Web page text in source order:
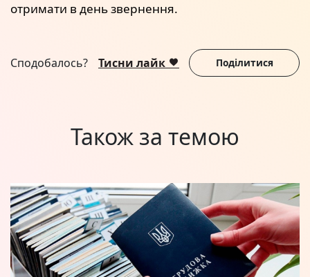
отримати в день звернення.
Сподобалось? Тисни лайк Поділитися
Також за темою